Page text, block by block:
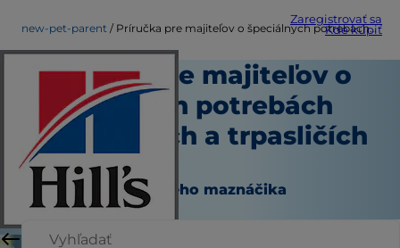
Zaregistrovať sa
Kde kúpiť
new-pet-parent Príručka pre majiteľov o špeciálnych potrebách psov malých a trpasličích plemien
Príručka pre majiteľov o
špeciálnych potrebách
psov malých a trpasličích
plemien
Nový rodič domáceho maznáčika
Autor